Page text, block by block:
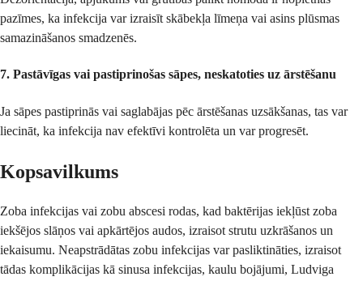
pazīmes, ka infekcija var izraisīt skābekļa līmeņa vai asins plūsmas
samazināšanos smadzenēs.
7. Pastāvīgas vai pastiprinošas sāpes, neskatoties uz ārstēšanu
Ja sāpes pastiprinās vai saglabājas pēc ārstēšanas uzsākšanas, tas var
liecināt, ka infekcija nav efektīvi kontrolēta un var progresēt.
Kopsavilkums
Zoba infekcijas vai zobu abscesi rodas, kad baktērijas iekļūst zoba
iekšējos slāņos vai apkārtējos audos, izraisot strutu uzkrāšanos un
iekaisumu. Neapstrādātas zobu infekcijas var pasliktināties, izraisot
tādas komplikācijas kā sinusa infekcijas, kaulu bojājumi, Ludviga